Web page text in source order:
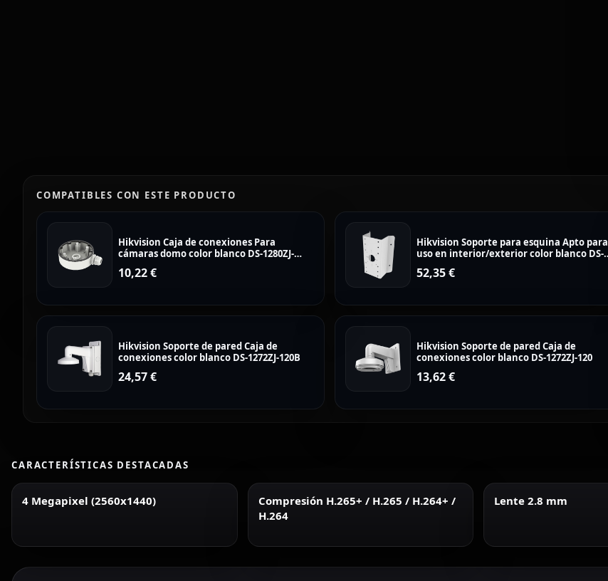
COMPATIBLES CON ESTE PRODUCTO
Hikvision Caja de conexiones Para
cámaras domo color blanco DS-1280ZJ-
10,22€
Hikvision Soporte para esquina Apto para
uso en interior/exterior color blanco DS-
52,35€
Hikvision Soporte de pared Caja de
conexiones color blanco DS-1272ZJ-120B
24,57€
Hikvision Soporte de pared Caja de
conexiones color blanco DS-1272ZJ-120
13,62€
CARACTERÍSTICAS DESTACADAS
4 Megapixel (2560x1440)
Compresión H.265+ / H.265 / H.264+ /
H.264
Lente 2.8 mm